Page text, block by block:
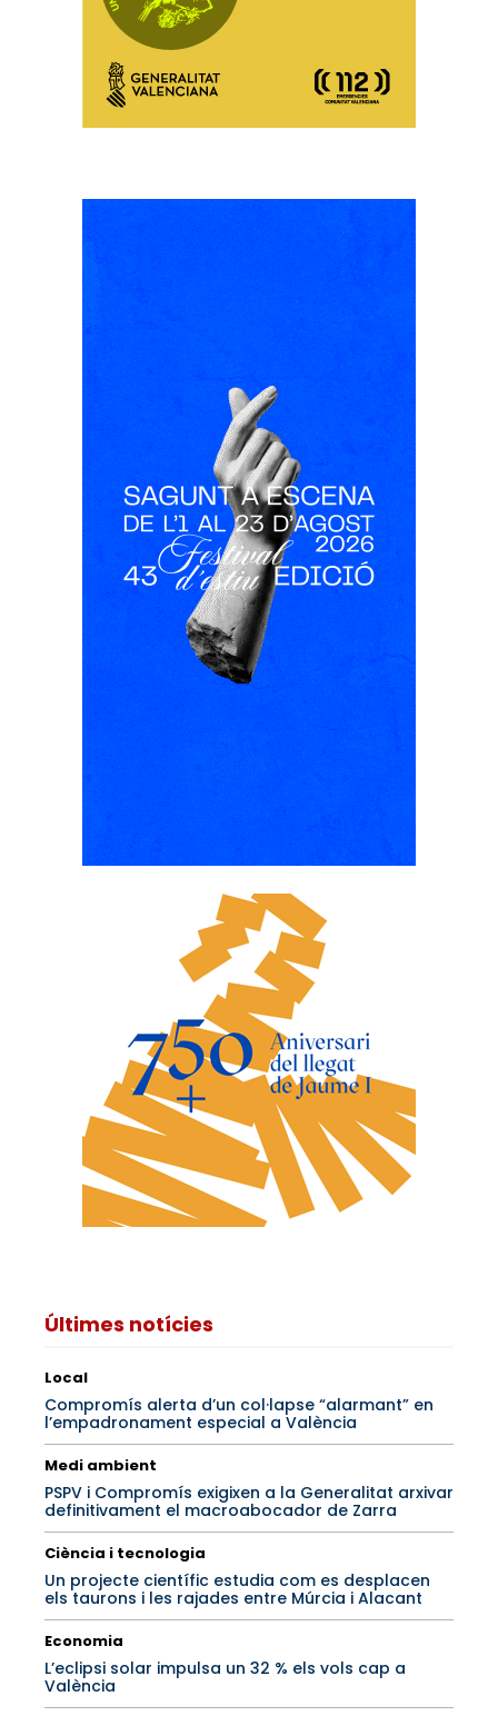
Últimes notícies
Local
Compromís alerta d’un col·lapse “alarmant” en
l’empadronament especial a València
Medi ambient
PSPV i Compromís exigixen a la Generalitat arxivar
definitivament el macroabocador de Zarra
Ciència i tecnologia
Un projecte científic estudia com es desplacen
els taurons i les rajades entre Múrcia i Alacant
Economia
L’eclipsi solar impulsa un 32 % els vols cap a
València